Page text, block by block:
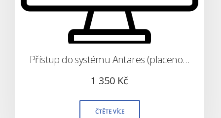
Přístup do systému Antares (placeno měsíčně)
1 350 Kč
ČTĚTE VÍCE